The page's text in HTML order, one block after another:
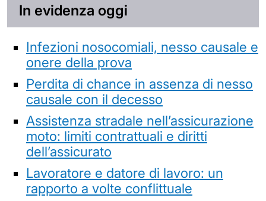
In evidenza oggi
Infezioni nosocomiali, nesso causale e
onere della prova
Perdita di chance in assenza di nesso
causale con il decesso
Assistenza stradale nell’assicurazione
moto: limiti contrattuali e diritti
dell’assicurato
Lavoratore e datore di lavoro: un
rapporto a volte conflittuale